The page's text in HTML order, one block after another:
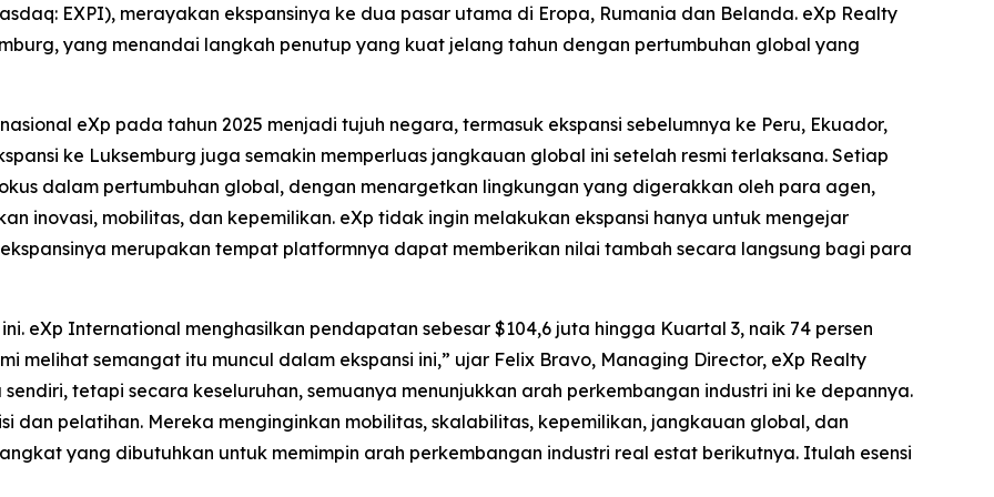
EXPI), merayakan ekspansinya ke dua pasar utama di Eropa, Rumania dan Belanda. eXp Realty
yang menandai langkah penutup yang kuat jelang tahun dengan pertumbuhan global yang
eXp pada tahun 2025 menjadi tujuh negara, termasuk ekspansi sebelumnya ke Peru, Ekuador,
ke Luksemburg juga semakin memperluas jangkauan global ini setelah resmi terlaksana. Setiap
dalam pertumbuhan global, dengan menargetkan lingkungan yang digerakkan oleh para agen,
inovasi, mobilitas, dan kepemilikan. eXp tidak ingin melakukan ekspansi hanya untuk mengejar
merupakan tempat platformnya dapat memberikan nilai tambah secara langsung bagi para
eXp International menghasilkan pendapatan sebesar $104,6 juta hingga Kuartal 3, naik 74 persen
melihat semangat itu muncul dalam ekspansi ini,” ujar Felix Bravo, Managing Director, eXp Realty
tetapi secara keseluruhan, semuanya menunjukkan arah perkembangan industri ini ke depannya.
dan pelatihan. Mereka menginginkan mobilitas, skalabilitas, kepemilikan, jangkauan global, dan
yang dibutuhkan untuk memimpin arah perkembangan industri real estat berikutnya. Itulah esensi